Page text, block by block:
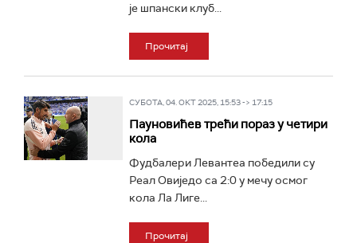
је шпански клуб...
Прочитај
СУБОТА, 04. ОКТ 2025, 15:53 -> 17:15
Пауновићев трећи пораз у четири
кола
Фудбалери Левантеа победили су
Реал Овиједо са 2:0 у мечу осмог
кола Ла Лиге...
Прочитај